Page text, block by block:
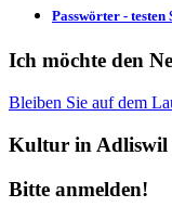
Passwörter - testen
Ich möchte den
Bleiben Sie auf dem
Kultur in Adliswil
Bitte anmelden!